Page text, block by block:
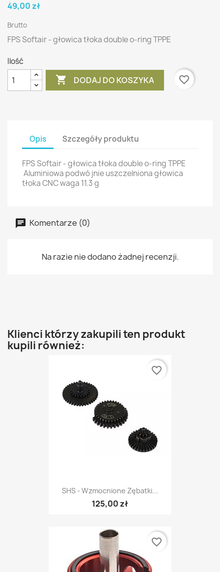
49,00 zł
Brutto
FPS Softair - głowica tłoka double o-ring TPPE
Ilość
 DODAJ DO KOSZYKA favorite_border
Opis Szczegóły produktu
FPS Softair - głowica tłoka double o-ring TPPE
Aluminiowa podwó jnie uszczelniona głowica
tłoka CNC waga 11.3 g
Komentarze (0)
Na razie nie dodano żadnej recenzji.
Klienci którzy zakupili ten produkt
kupili również:
SHS - Wzmocnione Zębatki...
125,00 zł
favorite_border
favorite_border